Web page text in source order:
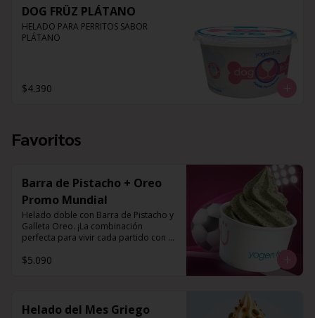
DOG FRÜZ PLÁTANO
HELADO PARA PERRITOS SABOR
PLÁTANO
$4.390
Favoritos
Barra de Pistacho + Oreo
Promo Mundial
Helado doble con Barra de Pistacho y
Galleta Oreo. ¡La combinación
perfecta para vivir cada partido con el
$5.090
Helado del Mes Griego